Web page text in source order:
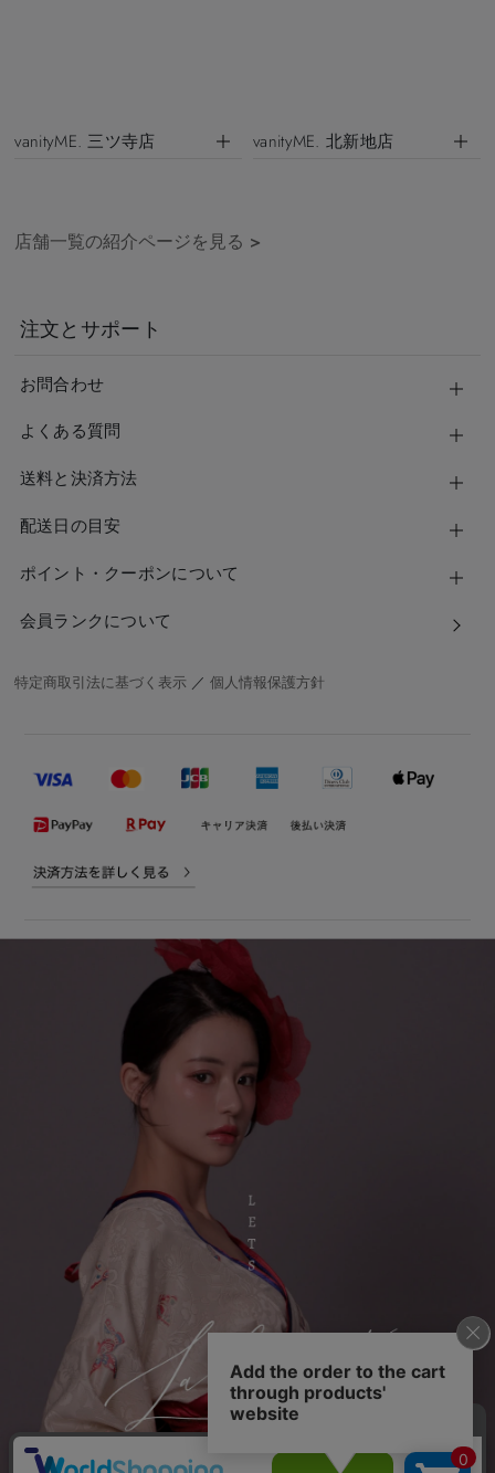
vanityME. 三ツ寺店 vanityME. 北新地店
店舗一覧の紹介ページを見る >
注文とサポート
お問合わせ
よくある質問
送料と決済方法
配送日の目安
ポイント・クーポンについて
会員ランクについて
特定商取引法に基づく表示 ／個人情報保護方針